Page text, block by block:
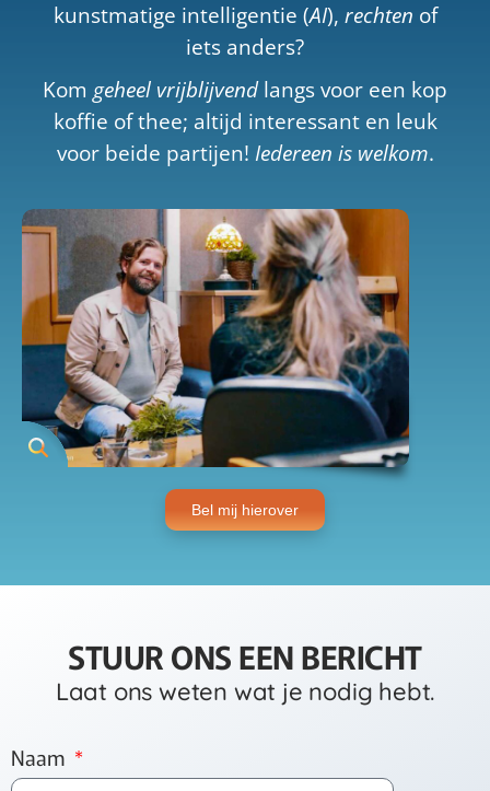
kunstmatige intelligentie (AI), rechten of
iets anders?
Kom geheel vrijblijvendlangs voor een kop
koffie of thee; altijd interessant en leuk
voor beide partijen! Iedereen is welkom.
Bel mij hierover
STUUR ONS EEN BERICHT
Laat ons weten wat je nodig hebt.
Naam